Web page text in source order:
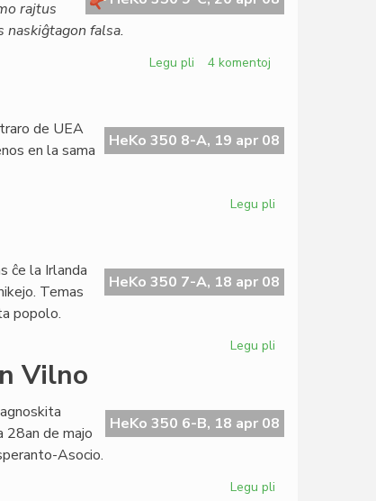
rajtus
naskiĝtagon falsa.
Legu pli pri
virtuala
komunumo
4 komentoj
HeKo 350 8-A, 19 apr 08
de UEA
en la sama
Legu pli
kongreso
HeKo 350 7-A, 18 apr 08
ĉe la Irlanda
Temas
popolo.
Legu pli
Londona
Klubo
Vilno
HeKo 350 6-B, 18 apr 08
28an de majo
Asocio.
Legu pli